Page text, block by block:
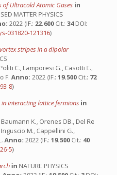
of Ultracold Atomic Gases in
MATTER PHYSICS
2022 (IF.: 22.600 Cit.: 34DOI:
031820-121316)
stripes in a dipolar
C., Lamporesi G., Casotti E.,
F. Anno: 2022 (IF.: 19.500 Cit.: 72
8)
interacting lattice fermions in
Baumann K., Orenes DB., Del Re
M., Cappellini G.,
Anno: 2022 (IF.: 19.500 Cit.: 40
5)
in NATURE PHYSICS